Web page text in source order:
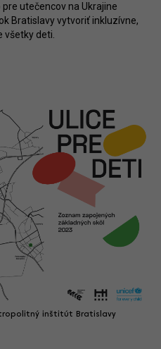
pre utečencov na Ukrajine
Bratislavy vytvoriť inkluzívne,
všetky deti.
inštitút Bratislavy